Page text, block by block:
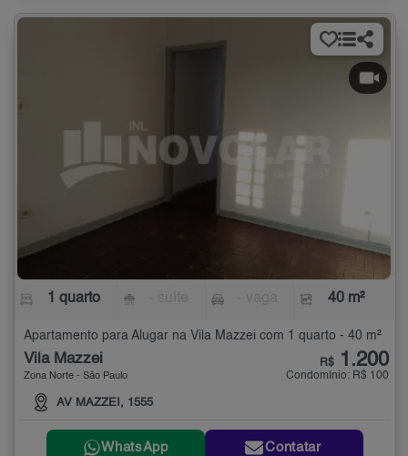
1 quarto 40 m²
Apartamento para Alugar na Vila Mazzei com 1 quarto - 40 m²
Vila Mazzei
Zona Norte - São Paulo
AV MAZZEI, 1555
R$ 1.200
Condomínio: R$ 100
WhatsApp Contatar